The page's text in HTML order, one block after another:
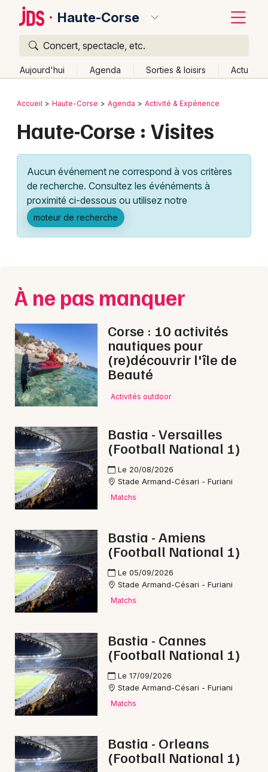
Haute-Corse
Concert, spectacle, etc.
Aujourd'hui Agenda Sorties & loisirs Actu
Publier un événement
Grands événements
Activité & Expérience
Manifestations
Spectacles
Concerts
Sports
Soirées
Sorties famille
Expos
Sorties & loisirs
Visites en Corse
Newsletter des sorties
Artistes en tournée
Magazine en Haute-Corse
Bordeaux
Lille
Lyon
Marseille
Nantes
Nice
Paris
Strasbourg
Toulouse
Retour
Accueil Haute-Corse Agenda Activité & Expérience
Haute-Corse : Visites
Aucun événement ne correspond à vos critères
de recherche. Consultez les événéments à
proximité ci-dessous ou utilisez notre
moteur de recherche
À ne pas manquer
Corse : 10 activités
nautiques pour
(re)découvrir l'île de
Beauté
Activités outdoor
Bastia - Versailles
(Football National 1)
Le 20/08/2026
Stade Armand-Césari - Furiani
Matchs
Bastia - Amiens
(Football National 1)
Le 05/09/2026
Stade Armand-Césari - Furiani
Matchs
Bastia - Cannes
(Football National 1)
Le 17/09/2026
Stade Armand-Césari - Furiani
Matchs
Bastia - Orleans
(Football National 1)
Quoi ?
Où ?
Changer de lieu
Quand ?
Effacer les dates
Aujourd'hui
Demain Ce week-end Autre